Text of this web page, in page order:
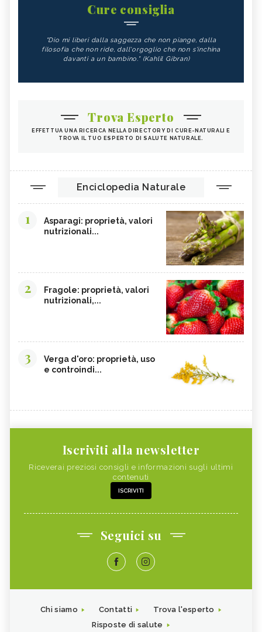
Cure consiglia
"Dio mi liberi dalla saggezza che non piange, dalla
filosofia che non ride, dall'orgoglio che non s'inchina
davanti a un bambino." (Kahlil Gibran)
Trova Esperto
EFFETTUA UNA RICERCA NELLA DIRECTORY DI CURE-NATURALI E
TROVA IL TUO ESPERTO DI SALUTE NATURALE.
Enciclopedia Naturale
1
Asparagi: proprietà, valori
nutrizionali...
2
Fragole: proprietà, valori
nutrizionali,...
3
Verga d'oro: proprietà, uso
e controindi...
Iscriviti alla newsletter
Riceverai preziosi consigli e informazioni sugli ultimi
contenuti
ISCRIVITI
Seguici su
Chi siamo Contatti
Trova l'esperto
Risposte di salute